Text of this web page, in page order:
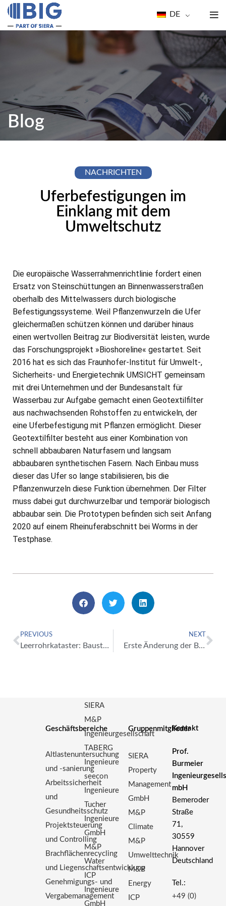
DE
Blog
NACHRICHTEN
Uferbefestigungen im
Einklang mit dem
Umweltschutz
Die europäische Wasserrahmenrichtlinie fordert einen
Ersatz von Steinschüttungen an Binnenwasserstraßen
oberhalb des Mittelwassers durch biologische
Befestigungssysteme. Weil Pflanzenwurzeln die Ufer
gleichermaßen schützen können und darüber hinaus
einen wertvollen Beitrag zur Biodiversität leisten, wurde
das Forschungsprojekt »Bioshoreline« gestartet. Seit
2016 hat es sich das Fraunhofer-Institut für Umwelt-,
Sicherheits- und Energietechnik UMSICHT gemeinsam
mit drei Unternehmen und der Bundesanstalt für
Wasserbau zur Aufgabe gemacht einen Geotextilfilter
aus nachwachsenden Rohstoffen zu entwickeln, der
eine Uferbefestigung mit Pflanzen ermöglicht. Dieser
Geotextilfilter besteht aus einer Kombination von
schnell abbaubaren Naturfasern und langsam
abbaubaren synthetischen Fasern. Nach Einbau muss
dieser das Ufer so lange stabilisieren, bis die
Pflanzenwurzeln diese Funktion übernehmen. Der Filter
muss dabei gut durchwurzelbar und temporär biologisch
abbaubar sein. Die Prototypen befinden sich seit Anfang
2020 auf einem Rheinuferabschnitt bei Worms in der
Testphase.
PREVIOUS
Leerrohrkataster: Baustellenatlas des Breitbandzentrums Niedersachsen – Bremen
NEXT
Erste Änderung der Baustellenverordnung
Geschäftsbereiche
Altlastenuntersuchung
und -sanierung
Arbeitssicherheit
und
Gesundheitsschutz
Projektsteuerung
und Controlling
Brachflächenrecycling
und Liegenschaftsentwicklung
Genehmigungs- und
Vergabemanagement
SIERA
M&P
Ingenieurgesellschaft
TABERG
Ingenieure
seecon
Ingenieure
Tucher
Ingenieure
GmbH
M&P
Water
ICP
Ingenieure
GmbH
Gruppenmitglieder
SIERA
Property
Management
GmbH
M&P
Climate
M&P
Umwelttechnik
M&P
Energy
ICP
Kontakt
Prof.
Burmeier
mbH
Bemeroder
Straße
71,
30559
Hannover
Deutschland
Tel.:
+49 (0)